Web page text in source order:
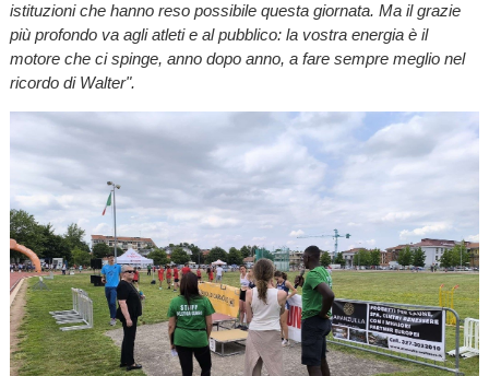
istituzioni che hanno reso possibile questa giornata. Ma il grazie
più profondo va agli atleti e al pubblico: la vostra energia è il
motore che ci spinge, anno dopo anno, a fare sempre meglio nel
ricordo di Walter".